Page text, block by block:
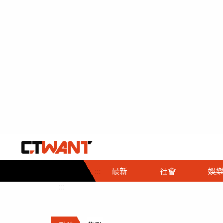
::: 最新 社會
社會首頁
時事
調查
娛樂
娛樂首頁
即時
財經首頁
熱線
政